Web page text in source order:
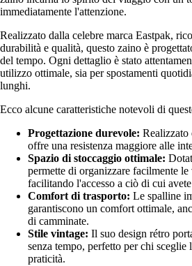
immediatamente l'attenzione.
Realizzato dalla celebre marca Eastpak,
durabilità e qualità, questo zaino è
del tempo. Ogni dettaglio è stato
utilizzo ottimale, sia per spostamenti
lunghi.
Ecco alcune caratteristiche notevoli di
Progettazione durevole: Realizzato
offre una resistenza maggiore alle
Spazio di stoccaggio ottimale:
permette di organizzare facilmente le
facilitando l'accesso a ciò di cui
Comfort di trasporto: Le spalline
garantiscono un comfort ottimale,
di camminate.
Stile vintage: Il suo design rétro
senza tempo, perfetto per chi sceglie
praticità.